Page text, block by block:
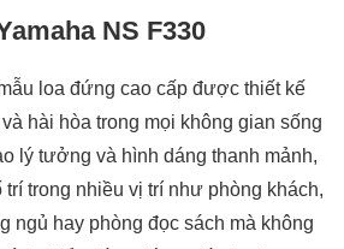
loa.
cảm hứng từ bề mặt đàn piano
sang trọng, hiện đại và rất cuốn
cấp giúp bảo vệ hệ thống củ loa bên
chạm, đồng thời vẫn đảm bảo hiệu
sau của loa là cụm cọc kết nối mạ